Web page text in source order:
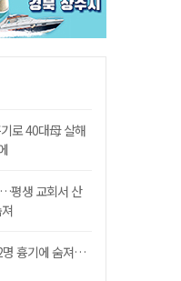
로 40대母 살해
평생 교회서 산
명 흉기에 숨져…